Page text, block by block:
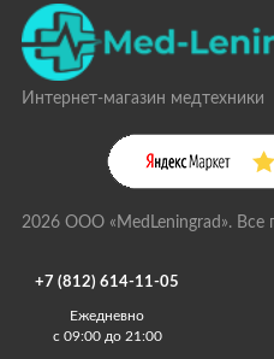
Интернет-магазин медтехники
2026 ООО «MedLeningrad». Все
+7 (812) 614-11-05
Ежедневно
с 09:00 до 21:00